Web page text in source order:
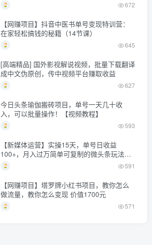
672
【网赚项目】抖音中医书单号变现特训营：
在家轻松搞钱的秘籍（14节课）
645
[高端精品] 国外影视解说视频，批量下载翻译
成中文伪原创，传中视频平台赚取收益
627
今日头条瑜伽搬砖项目，单号一天几十收
入，可以批量操作！【视频教程】
593
【新媒体运营】实操15天，单号日收益
100+，月入过万简单可复制的微头条玩法
【付费文章】
591
【网赚项目】塔罗牌小红书项目，教你怎么
做流量，教你怎么变现 价值1700元
571